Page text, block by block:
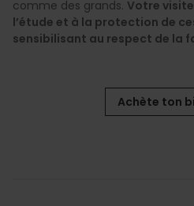
comme des grands. Votre
l’étude et à la protection de
sensibilisant au respect de la
Achète ton